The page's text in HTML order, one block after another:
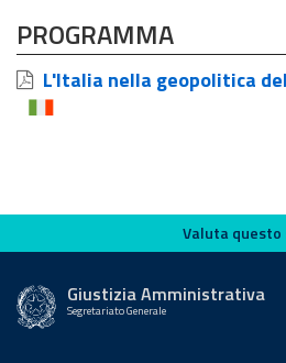
PROGRAMMA
L'Italia nella geopolitica
Valuta questo sito
Valuta questo
Giustizia Amministrativa
Segretariato Generale